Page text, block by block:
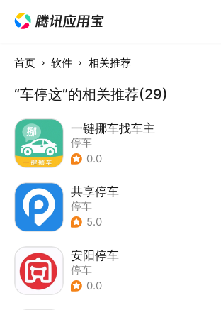
首页 软件 相关推荐
“车停这”的相关推荐(29)
一键挪车找车主
停车
0.0
共享停车
停车
5.0
安阳停车
停车
0.0